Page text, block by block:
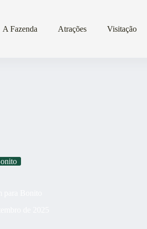
A Fazenda Atrações Visitação